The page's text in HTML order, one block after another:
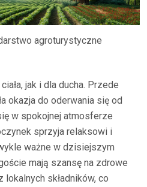
agroturystyczne
jak i dla ducha. Przede
okazja do oderwania się od
w spokojnej atmosferze
sprzyja relaksowi i
ważne w dzisiejszym
mają szansę na zdrowe
składników, co